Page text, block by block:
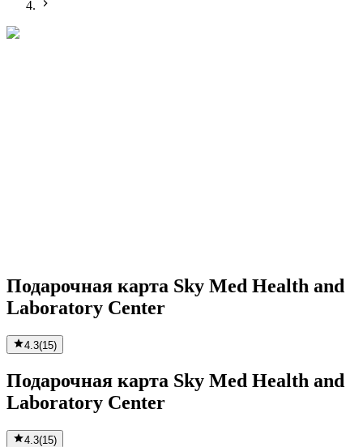
Подарочная карта Sky Med Health and
Laboratory Center
4.3(15)
Подарочная карта Sky Med Health and
Laboratory Center
4.3(15)